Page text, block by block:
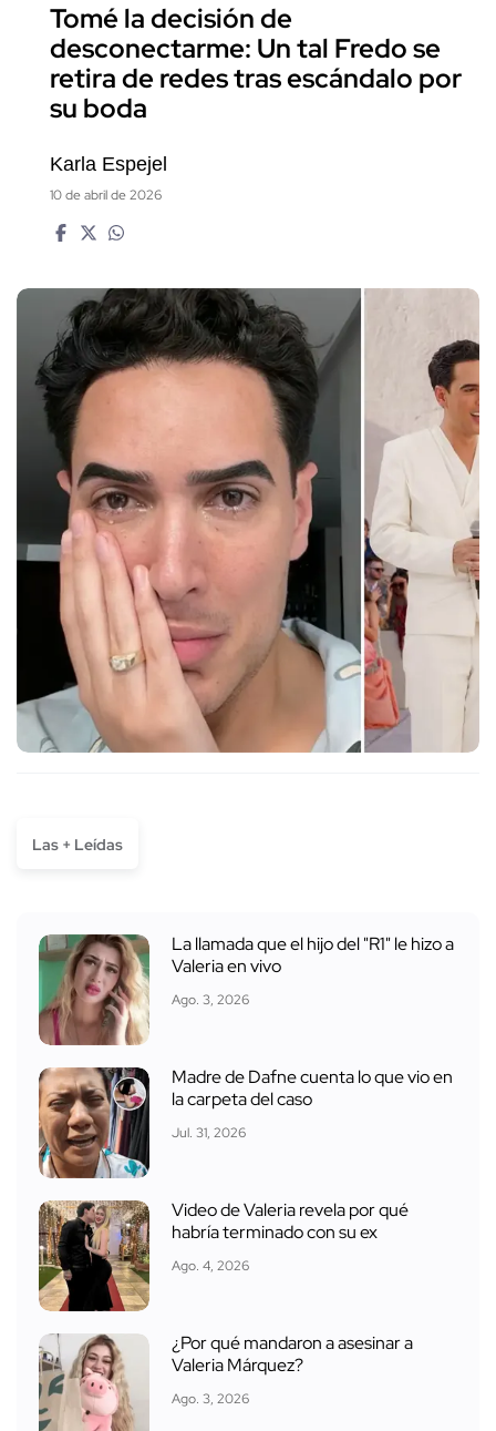
Tomé la decisión de
desconectarme: Un tal Fredo se
retira de redes tras escándalo por
su boda
Karla Espejel
10 de abril de 2026
Las + Leídas
La llamada que el hijo del "R1" le hizo a
Valeria en vivo
Ago. 3, 2026
Madre de Dafne cuenta lo que vio en
la carpeta del caso
Jul. 31, 2026
Video de Valeria revela por qué
habría terminado con su ex
Ago. 4, 2026
¿Por qué mandaron a asesinar a
Valeria Márquez?
Ago. 3, 2026